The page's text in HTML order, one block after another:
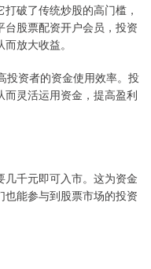
破了传统炒股的高门槛，
股票配资开户会员，投资
放大收益。
投资者的资金使用效率。投
灵活运用资金，提高盈利
千元即可入市。这为资金
能参与到股票市场的投资